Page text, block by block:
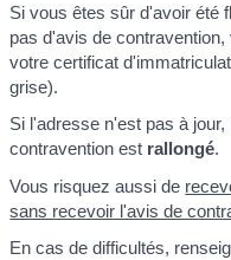
Si vous êtes sûr d'avoir été
pas d'avis de contravention,
votre certificat
grise).
Si l'adresse n'est pas à
contravention est rallongé.
Vous risquez aussi de
sans recevoir l'avis de
En cas de difficultés,